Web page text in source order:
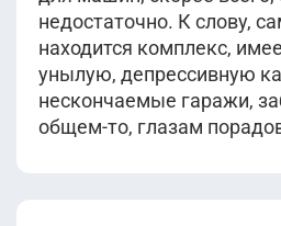
недостаточно. К слову,
находится комплекс,
унылую, депрессивную
нескончаемые гаражи,
общем-то, глазам